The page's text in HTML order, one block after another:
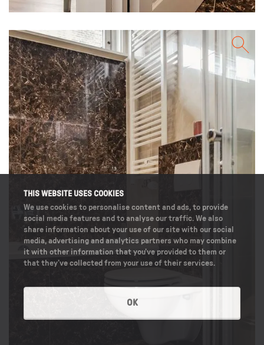
THIS WEBSITE USES COOKIES
We use cookies to personalise content and ads, to provide
social media features and to analyse our traffic. We also
share information about your use of our site with our social
media, advertising and analytics partners who may combine
it with other information that you’ve provided to them or
that they’ve collected from your use of their services.
OK